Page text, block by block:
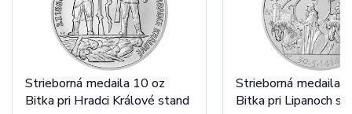
Strieborná medaila 10 oz
Bitka pri Hradci Králové stand
Strieborná medaila
Bitka pri Lipanoch